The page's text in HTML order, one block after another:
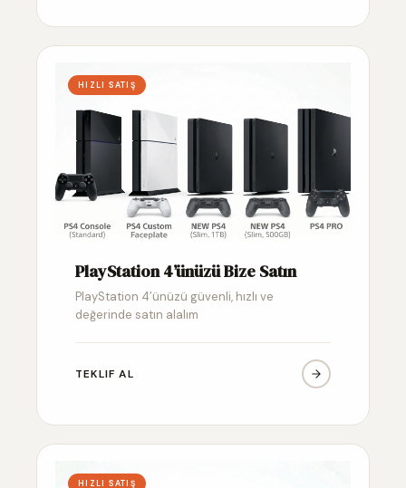
HIZLI SATIŞ
PlayStation 4’ünüzü Bize Satın
PlayStation 4’ünüzü güvenli, hızlı ve
değerinde satın alalım
TEKLIF AL
HIZLI SATIŞ